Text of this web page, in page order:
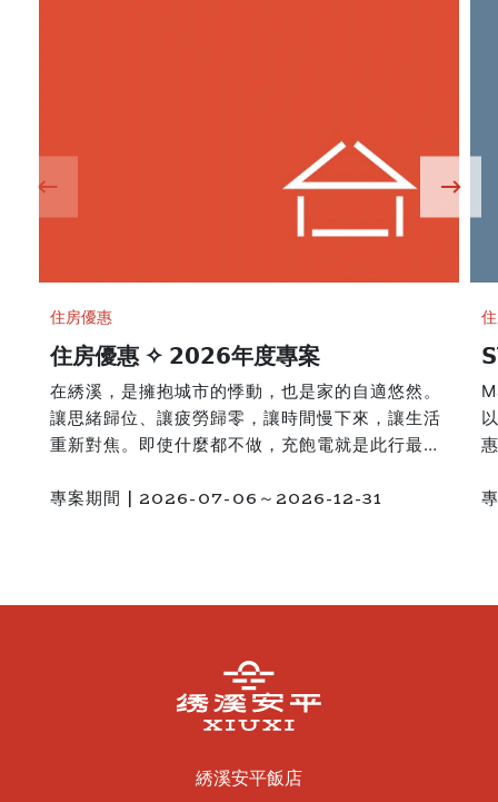
住房優惠
住房優惠 ✧ 𝟮𝟬𝟮𝟲年度專案
在綉溪，是擁抱城市的悸動，也是家的自適悠然。
讓思緒歸位、讓疲勞歸零，讓時間慢下來，讓生活
重新對焦。即使什麼都不做，充飽電就是此行最大
平的家 • ───── ✤ ───── •▞ 𝟐𝟎𝟐𝟔 年度住房
平首次推出4,500起的一泊二食專案，讓旅人有更
賓午茶、悠哉早餐。⋱⋰ ⋱⋰ ⋱⋰ ⋱⋰ ⋱⋰
⋱⋰ ⋱⋰ ⋱⋰ ⋱⋰瀠洄 醞 一泊三食遊港住房專
案專案價格：NT$ 6,999 起當遊艇縐起安平港的
向晚的留白交給海風與晚霞。入夜後隨著舌尖沉
醞，帶著兩分微醺回歸一方舒展——將窗外的綠意
專案期間 | 2026-07-06～2026-12-31
綉溪安平飯店